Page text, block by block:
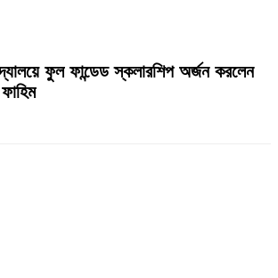
ফুল ফান্ডেড স্কলারশিপ অর্জন করলেন